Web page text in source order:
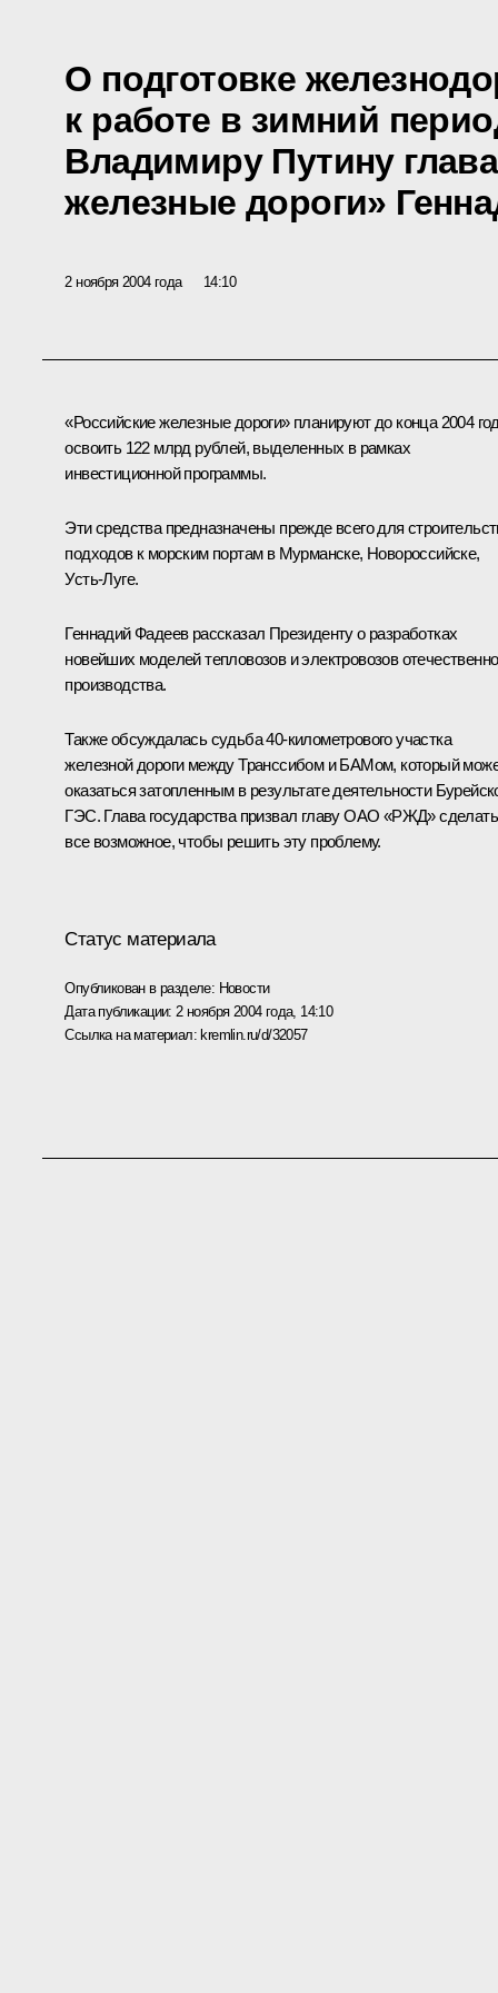
О подготовке
к работе в зимний
Владимиру Путину
железные дороги»
2 ноября 2004 года 14:10
«Российские железные дороги» планируют до конца 2004
освоить 122 млрд рублей, выделенных в рамках
инвестиционной программы.
Эти средства предназначены прежде всего для
подходов к морским портам в Мурманске, Новороссийске,
Усть-Луге.
Геннадий Фадеев рассказал Президенту о разработках
новейших моделей тепловозов и электровозов
производства.
Также обсуждалась судьба 40-километрового участка
железной дороги между Транссибом и БАМом, который
оказаться затопленным в результате деятельности
ГЭС. Глава государства призвал главу ОАО «РЖД» сделать
все возможное, чтобы решить эту проблему.
Статус материала
Опубликован в разделе: Новости
Дата публикации: 2 ноября 2004 года, 14:10
Ссылка на материал:kremlin.ru/d/32057